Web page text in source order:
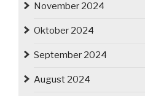
November 2024
Oktober 2024
September 2024
August 2024